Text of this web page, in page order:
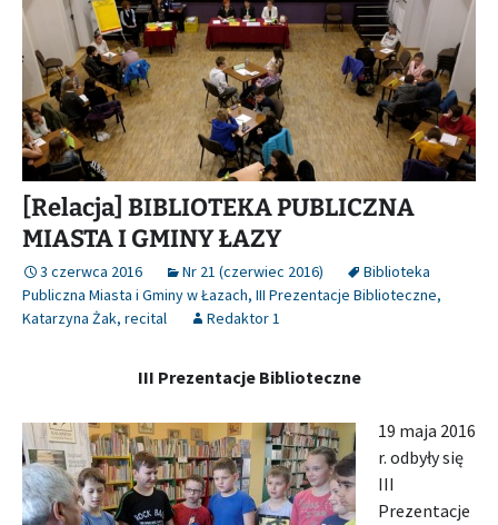
[Relacja] BIBLIOTEKA PUBLICZNA
MIASTA I GMINY ŁAZY
3 czerwca 2016 Nr 21 (czerwiec 2016)
Biblioteka
Publiczna Miasta i Gminy w Łazach, III Prezentacje Biblioteczne,
Katarzyna Żak, recital Redaktor 1
III Prezentacje Biblioteczne
19 maja 2016
r. odbyły się
III
Prezentacje